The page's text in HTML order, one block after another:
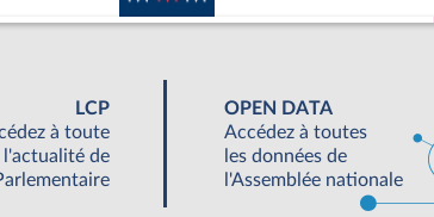
LCP
à toute
l'actualité de
OPEN DATA
Accédez à toutes
les données de
l'Assemblée nationale